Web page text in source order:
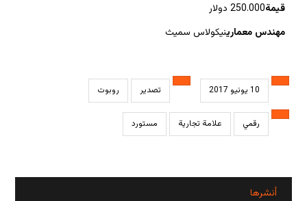
قيمة250.000 دولار
مهندس معمارينيكولاس سميث
10 يونيو 2017 تصدير روبوت
رقمي علامة تجارية مستورد